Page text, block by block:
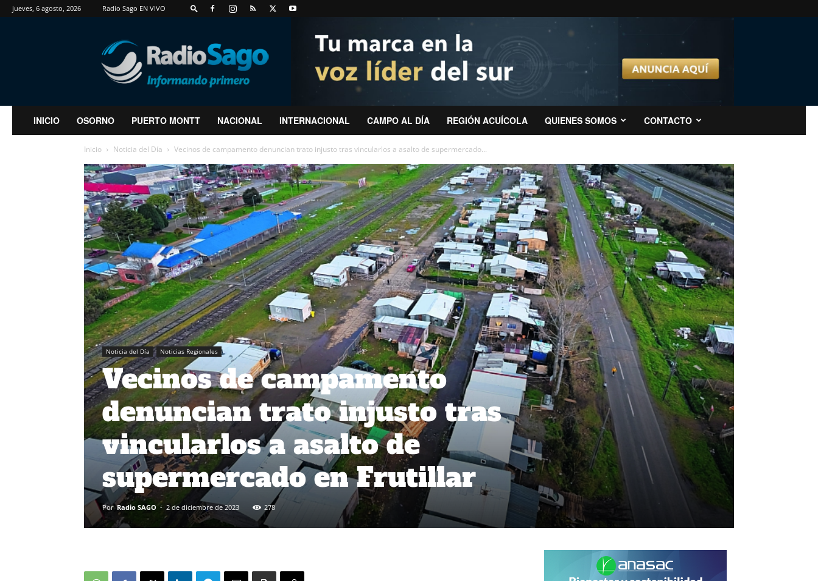
jueves, 6 agosto, 2026 Radio Sago EN VIVO
RadioSago
INICIO OSORNO PUERTO MONTT NACIONAL INTERNACIONAL CAMPO AL DÍA REGIÓN ACUÍCOLA QUIENES SOMOS CONTACTO
Inicio Noticia del Día Vecinos de campamento denuncian trato injusto tras vincularlos a asalto de supermercado...
Noticia del Día Noticias Regionales
Vecinos de campamento
denuncian trato injusto tras
vincularlos a asalto de
supermercado en Frutillar
Por Radio SAGO - 2 de diciembre de 2023 278